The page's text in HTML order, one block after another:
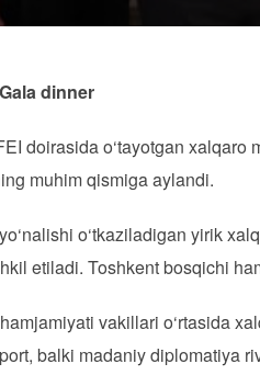
dinner
doirasida o‘tayotgan xalqaro
muhim qismiga aylandi.
o‘tkaziladigan yirik
etiladi. Toshkent bosqichi
vakillari o‘rtasida
balki madaniy diplomatiya